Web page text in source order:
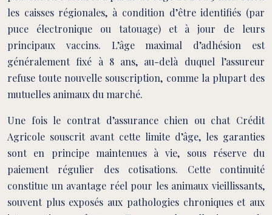
les caisses régionales, à condition d’être identifiés (par
puce électronique ou tatouage) et à jour de leurs
principaux vaccins. L’âge maximal d’adhésion est
généralement fixé à 8 ans, au-delà duquel l’assureur
refuse toute nouvelle souscription, comme la plupart des
mutuelles animaux du marché.
Une fois le contrat d’assurance chien ou chat Crédit
Agricole souscrit avant cette limite d’âge, les garanties
sont en principe maintenues à vie, sous réserve du
paiement régulier des cotisations. Cette continuité
constitue un avantage réel pour les animaux vieillissants,
souvent plus exposés aux pathologies chroniques et aux